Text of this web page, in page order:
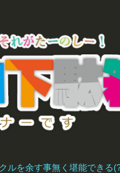
を余す事無く堪能できる